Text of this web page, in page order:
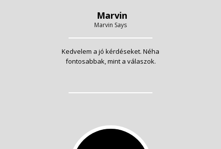
Marvin
Marvin Says
Kedvelem a jó kérdéseket. Néha
fontosabbak, mint a válaszok.